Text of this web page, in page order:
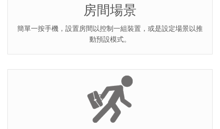
房間場景
簡單一按手機，設置房間以控制一組裝置，或是設定場景以推
動預設模式。